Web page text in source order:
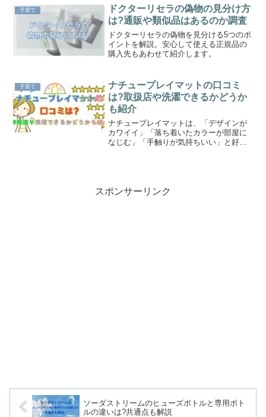
ローマグの選び方も紹介しているのでぜ
ひ参考にしてくださいね。
子育て
ドクターリセラの偽物の見分け方
は?通販や類似品はあるのか調査
ドクターリセラの偽物を見分ける5つのポ
イントを解説。安心して使える正規品の
購入先もあわせて紹介します。
子育て
ナチュープレイマットの口コミ
は?取扱店や洗濯できるかどうか
も紹介
ナチュープレイマットは、「デザインが
カワイイ」「落ち着いたカラーが部屋に
なじむ」「手触りが気持ちいい」と好評
スポンサーリンク
ソーダストリームのヒューズボトルと専用ボト
ルの違いは?共通点も解説